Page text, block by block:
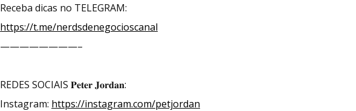
Receba dicas no TELEGRAM:
https://t.me/nerdsdenegocioscanal
————————–
REDES SOCIAIS 𝐏𝐞𝐭𝐞𝐫 𝐉𝐨𝐫𝐝𝐚𝐧:
Instagram: https://instagram.com/petjordan